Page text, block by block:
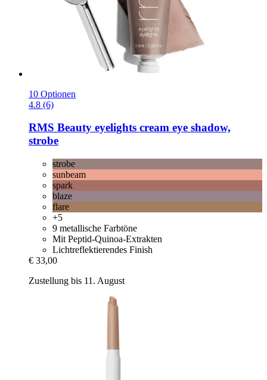
10 Optionen
4.8 (6)
RMS Beauty eyelights cream eye shadow,
strobe
strobe
sunbeam
spark
blaze
flare
+5
9 metallische Farbtöne
Mit Peptid-Quinoa-Extrakten
Lichtreflektierendes Finish
€ 33,00
Zustellung bis 11. August